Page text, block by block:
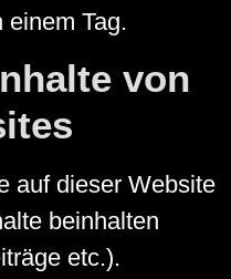
einem Tag.
von
auf dieser Website
beinhalten
etc.).